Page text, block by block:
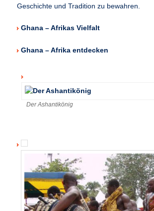
Geschichte und Tradition zu bewahren.
Ghana – Afrikas Vielfalt
Ghana – Afrika entdecken
Der Ashantikönig